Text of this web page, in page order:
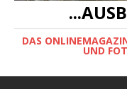
DAS
UND